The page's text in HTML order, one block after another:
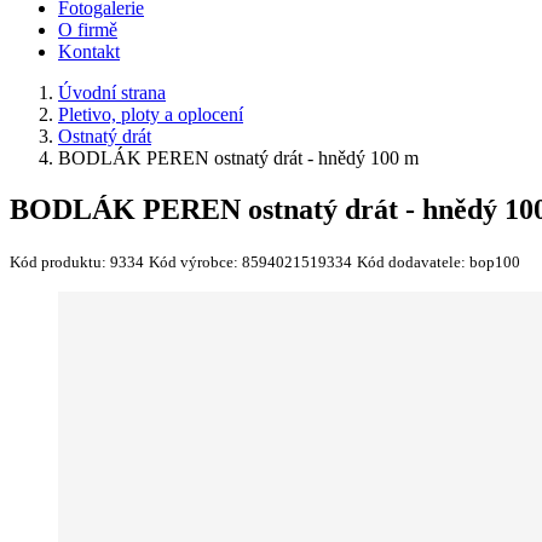
Fotogalerie
O firmě
Kontakt
Úvodní strana
Pletivo, ploty a oplocení
Ostnatý drát
BODLÁK PEREN ostnatý drát - hnědý 100 m
BODLÁK PEREN ostnatý drát - hnědý
Kód produktu: 9334 Kód výrobce: 8594021519334 Kód dodavatele: bop100